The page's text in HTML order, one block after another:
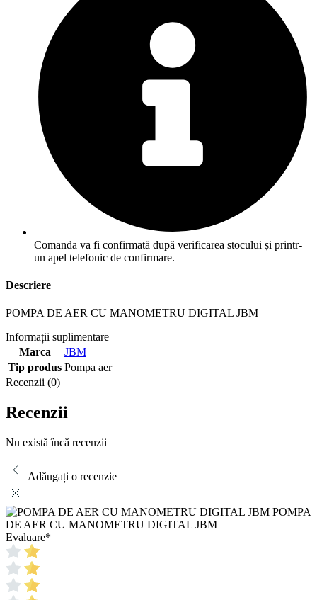
Comanda va fi confirmată după verificarea stocului și printr-
un apel telefonic de confirmare.
Descriere
POMPA DE AER CU MANOMETRU DIGITAL JBM
Informații suplimentare
Marca
JBM
Tip produs Pompa aer
Recenzii (0)
Recenzii
Nu există încă recenzii
Adăugați o recenzie
POMPA
DE AER CU MANOMETRU DIGITAL JBM
Evaluare*